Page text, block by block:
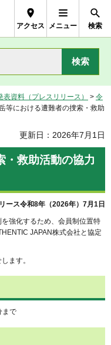
アクセス メニュー 検索
表資料（プレスリリース） > 令
等における遭難者の捜索・救助
更新日：2026年7月1日
・救助活動の協力
ース令和8年（2026年）7月1日
強化するため、会員制位置特
JAPAN株式会社と協定
ます。
まで